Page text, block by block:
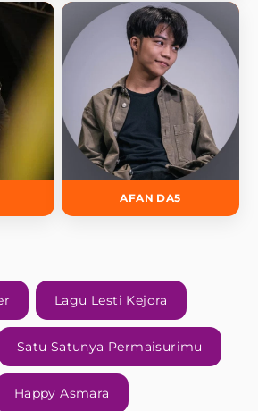
AFAN DA5
Lagu Lesti Kejora
Satu Satunya Permaisurimu
Happy Asmara